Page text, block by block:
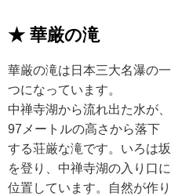
★ 華厳の滝
華厳の滝は日本三大名瀑の一
つになっています。
中禅寺湖から流れ出た水が、
97メートルの高さから落下
する荘厳な滝です。いろは坂
を登り、中禅寺湖の入り口に
位置しています。自然が作り